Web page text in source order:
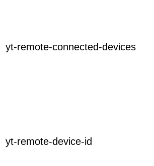
yt-remote-connected-devices
yt-remote-device-id